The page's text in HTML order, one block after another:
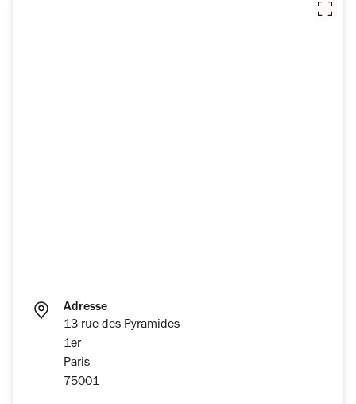
Adresse
13 rue des Pyramides
1er
Paris
75001